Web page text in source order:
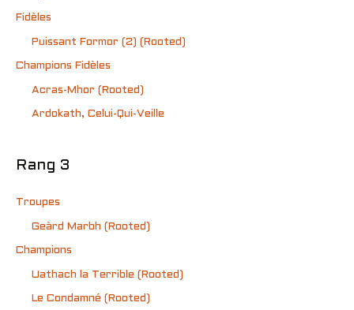
Fidèles
Puissant Formor (2) (Rooted)
Champions Fidèles
Acras-Mhor (Rooted)
Ardokath, Celui-Qui-Veille
Rang 3
Troupes
Geàrd Marbh (Rooted)
Champions
Uathach la Terrible (Rooted)
Le Condamné (Rooted)